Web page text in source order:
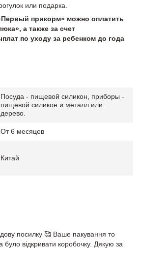
или подарка.
прикорм» можно оплатить
а также за счет
по уходу за ребенком до года
Посуда - пищевой силикон, приборы -
пищевой силикон и металл или
дерево.
От 6 месяцев
Китай
посилку 🥰 Ваше пакування то
відкривати коробочку. Дякую за